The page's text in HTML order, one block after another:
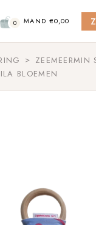
0 MAND €0,00
ZEEMEERMIN
BLOEMEN